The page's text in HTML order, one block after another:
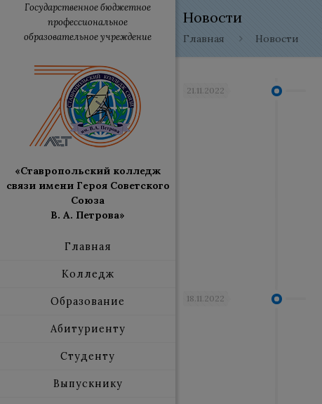
Государственное бюджетное
профессиональное
образовательное учреждение
«Ставропольский колледж
связи имени Героя Советского
Союза
В. А. Петрова»
Главная
Колледж
Образование
Абитуриенту
Студенту
Выпускнику
Новости
Главная Новости
21.11.2022
18.11.2022